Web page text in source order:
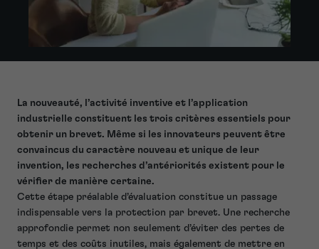
La nouveauté, l’activité inventive et l’application
industrielle constituent les trois critères essentiels pour
obtenir un brevet. Même si les innovateurs peuvent être
convaincus du caractère nouveau et unique de leur
invention, les recherches d’antériorités existent pour le
vérifier de manière certaine.
Cette étape préalable d’évaluation constitue un passage
indispensable vers la protection par brevet. Une recherche
approfondie permet non seulement d’éviter des pertes de
temps et des coûts inutiles, mais également de mettre en